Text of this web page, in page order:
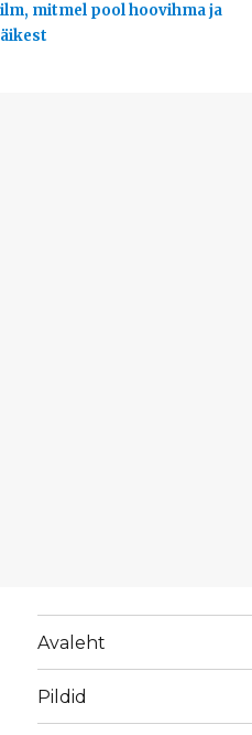
ilm, mitmel pool hoovihma ja
äikest
Avaleht
Pildid